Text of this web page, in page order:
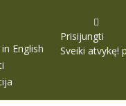
English
Prisijungti
Sveiki atvykę!